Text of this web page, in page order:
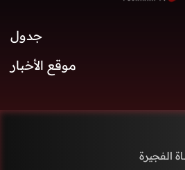
جدول
موقع الأخبار
الفجيرة